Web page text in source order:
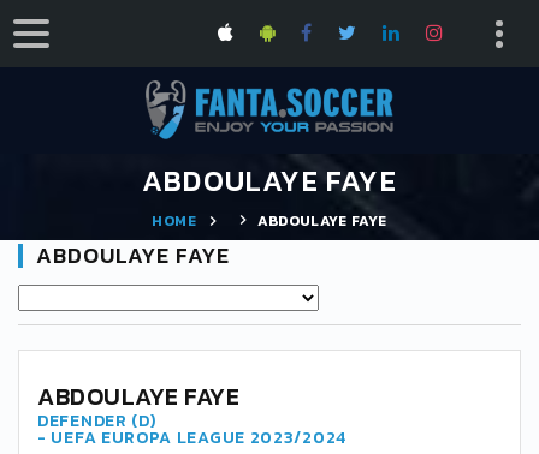
ABDOULAYE FAYE
HOME ABDOULAYE FAYE
ABDOULAYE FAYE
-
ABDOULAYE FAYE
DEFENDER (D)
- UEFA EUROPA LEAGUE 2023/2024